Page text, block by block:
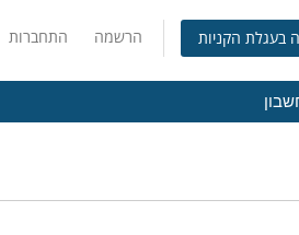
התחברות הרשמה בעגלת הקניות